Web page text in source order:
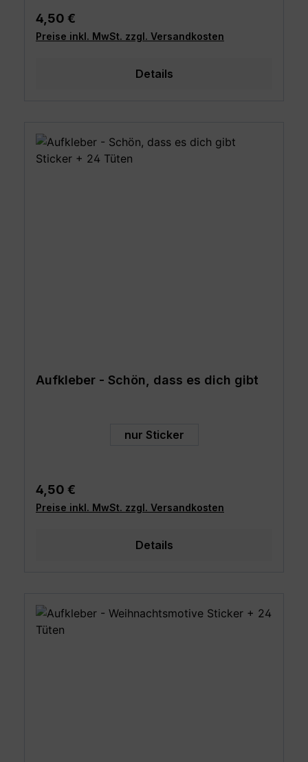
Regulärer Preis:
4,50 €
Preise inkl. MwSt. zzgl. Versandkosten
Details
Aufkleber - Schön, dass es dich gibt
auswählennur Sticker
Regulärer Preis:
4,50 €
Preise inkl. MwSt. zzgl. Versandkosten
Details